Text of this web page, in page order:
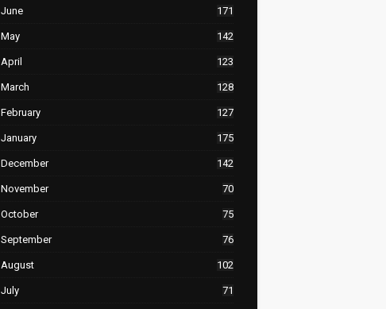
June 171
May 142
April 123
March 128
February 127
January 175
December 142
November 70
October 75
September 76
August 102
July 71